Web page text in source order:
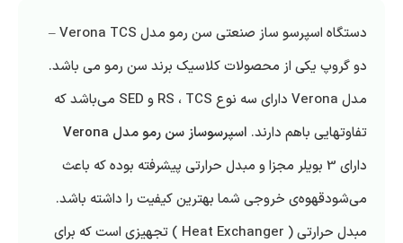
دستگاه اسپرسو ساز صنعتی سن رمو مدل Verona TCS –
دو گروپ یکی از محصولات کلاسیک برند سن رمو می باشد.
مدل Verona دارای سه نوع RS ، TCS و SED می‌باشد که
تفاوتهایی باهم دارند. اسپرسوساز سن رمو مدل Verona
دارای 3 بویلر مجزا و مبدل حرارتی پیشرفته بوده که باعث
می‌شودقهوه‌ی خروجی شما بهترین کیفیت را داشته باشد.
مبدل حرارتی ( Heat Exchanger ) تجهیزی است که برای